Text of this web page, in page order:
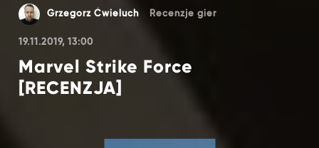
Grzegorz Ćwieluch Recenzje gier
19.11.2019, 13:00
Marvel Strike Force
[RECENZJA]